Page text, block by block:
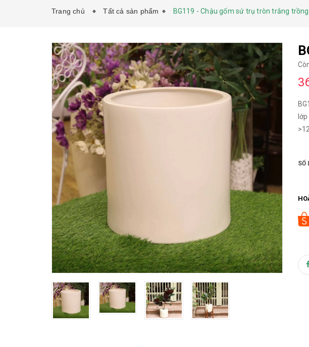
Trang chủ Tất cả sản phẩm BG119 - Chậu gốm sứ trụ tròn trắng
SỐ